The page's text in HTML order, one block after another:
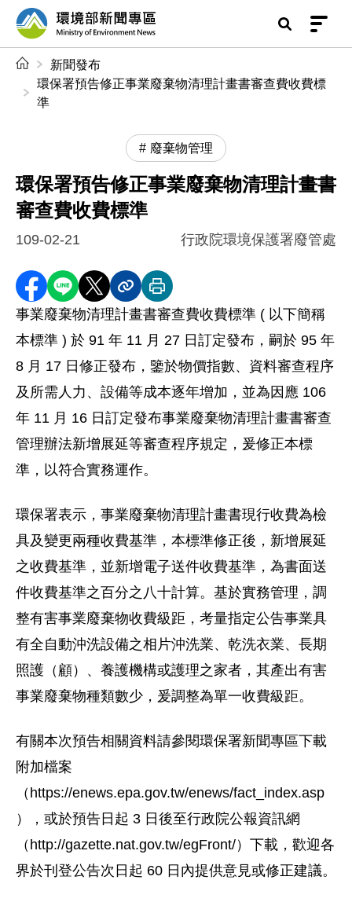
前往中央內容區塊
環境部新聞專區
新聞發布
環保署預告修正事業廢棄物清理計畫書審查費收費標
準
廢棄物管理
環保署預告修正事業廢棄物清理計畫書
審查費收費標準
109-02-21 行政院環境保護署廢管處
分享至 Facebook
分享到 LINE
分享到 X分享內容連結
列印本頁
事業廢棄物清理計畫書審查費收費標準 ( 以下簡稱
本標準 ) 於 91 年 11 月 27 日訂定發布，嗣於 95 年
8 月 17 日修正發布，鑒於物價指數、資料審查程序
及所需人力、設備等成本逐年增加，並為因應 106
年 11 月 16 日訂定發布事業廢棄物清理計畫書審查
管理辦法新增展延等審查程序規定，爰修正本標
準，以符合實務運作。
環保署表示，事業廢棄物清理計畫書現行收費為檢
具及變更兩種收費基準，本標準修正後，新增展延
之收費基準，並新增電子送件收費基準，為書面送
件收費基準之百分之八十計算。基於實務管理，調
整有害事業廢棄物收費級距，考量指定公告事業具
有全自動沖洗設備之相片沖洗業、乾洗衣業、長期
照護（顧）、養護機構或護理之家者，其產出有害
事業廢棄物種類數少，爰調整為單一收費級距。
有關本次預告相關資料請參閱環保署新聞專區下載
附加檔案
（https://enews.epa.gov.tw/enews/fact_index.asp
），或於預告日起 3 日後至行政院公報資訊網
（http://gazette.nat.gov.tw/egFront/）下載，歡迎各
界於刊登公告次日起 60 日內提供意見或修正建議。